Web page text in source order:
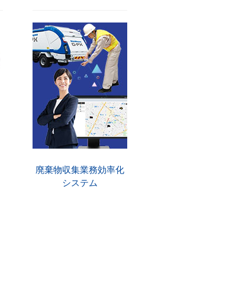
廃棄物収集業務効率化
システム